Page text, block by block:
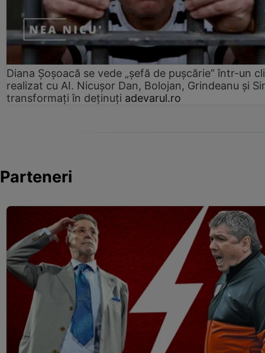
Diana Șoșoacă se vede „șefă de pușcărie” într-un
realizat cu AI. Nicușor Dan, Bolojan, Grindeanu și
transformați în deținuți adevarul.ro
Parteneri